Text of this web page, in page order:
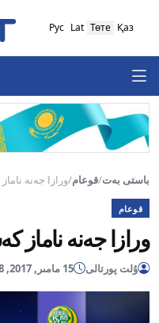
Қаз
Төте
Lat
Рус
باستى بەت/قوعام/ورازا جەنە ناماز
قوعام
ورازا جەنە ناماز
ۇلت پورتالى 15 مامىر, 2017, 13:58